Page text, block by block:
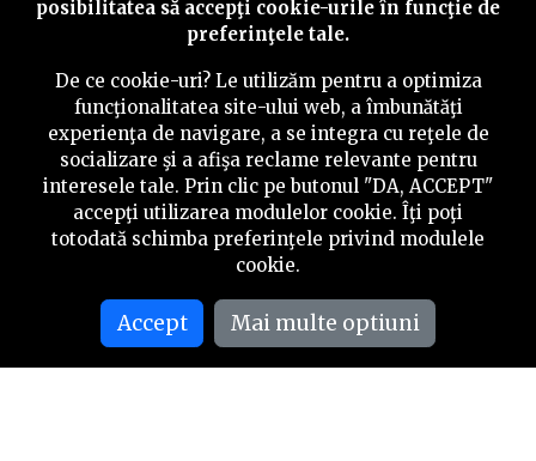
posibilitatea să accepţi cookie-urile în funcţie de
preferinţele tale.
De ce cookie-uri? Le utilizăm pentru a optimiza
funcţionalitatea site-ului web, a îmbunătăţi
experienţa de navigare, a se integra cu reţele de
socializare şi a afişa reclame relevante pentru
interesele tale. Prin clic pe butonul "DA, ACCEPT"
accepţi utilizarea modulelor cookie. Îţi poţi
totodată schimba preferinţele privind modulele
cookie.
Accept Mai multe optiuni